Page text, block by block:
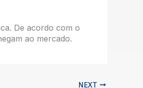
De acordo com o
ao mercado.
NEXT